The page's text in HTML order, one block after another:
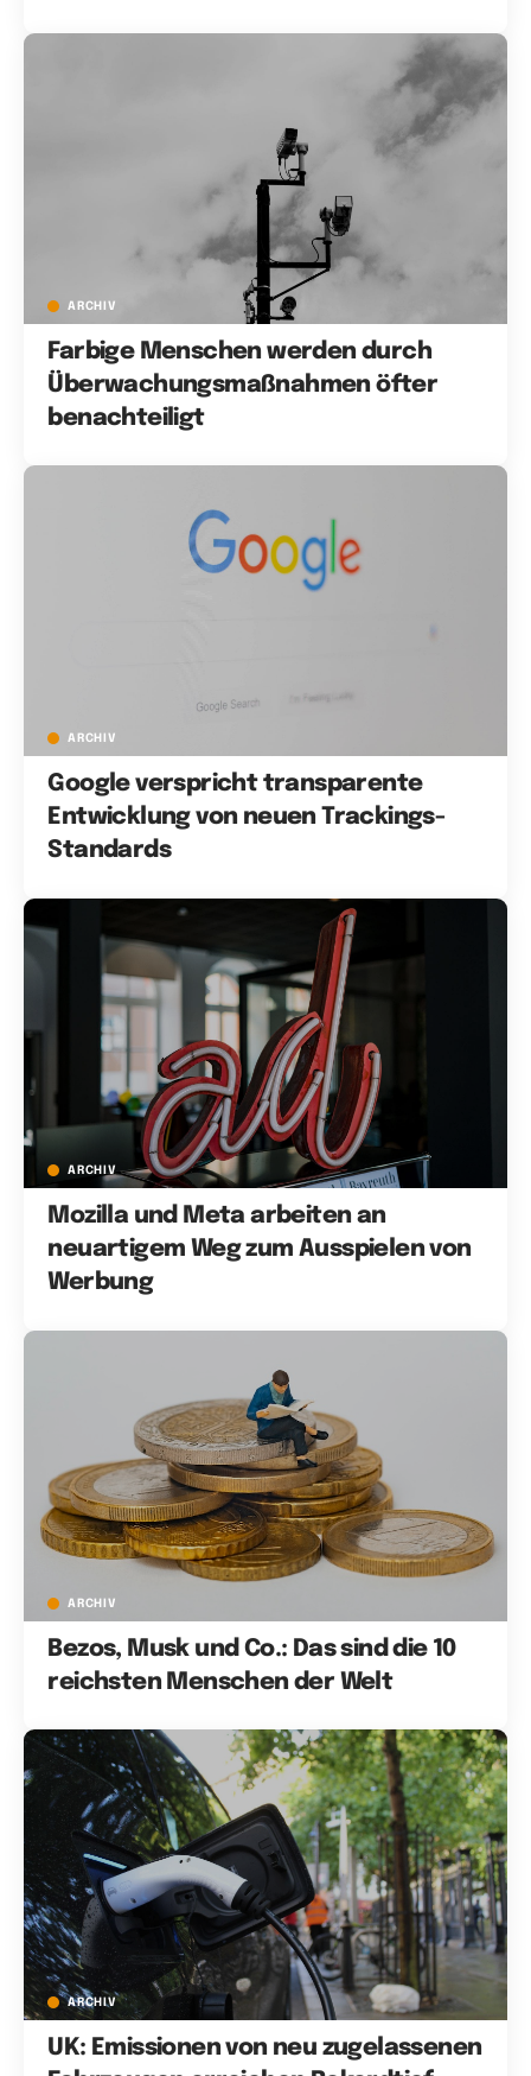
ARCHIV
Farbige Menschen werden durch
Überwachungsmaßnahmen öfter
benachteiligt
ARCHIV
Google verspricht transparente
Entwicklung von neuen Trackings-
Standards
ARCHIV
Mozilla und Meta arbeiten an
neuartigem Weg zum Ausspielen von
Werbung
ARCHIV
Bezos, Musk und Co.: Das sind die 10
reichsten Menschen der Welt
ARCHIV
UK: Emissionen von neu zugelassenen